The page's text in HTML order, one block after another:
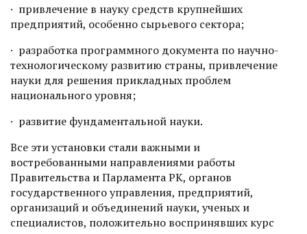
· привлечение в науку средств крупнейших
предприятий, особенно сырьевого сектора;
· разработка программного документа по научно-
технологическому развитию страны, привлечение
науки для решения прикладных проблем
национального уровня;
· развитие фундаментальной науки.
Все эти установки стали важными и
востребованными направлениями работы
Правительства и Парламента РК, органов
государственного управления, предприятий,
организаций и объединений науки, ученых и
специалистов, положительно воспринявших курс